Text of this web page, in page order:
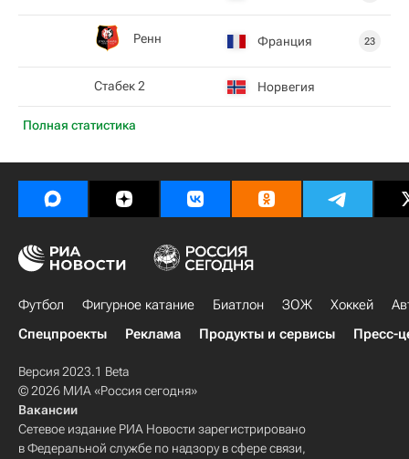
Полная статистика
Ренн Франция 23
Стабек 2 Норвегия
Футбол Фигурное катание Биатлон ЗОЖ Хоккей
Спецпроекты
Реклама Продукты и сервисы Пресс-
Версия 2023.1 Beta
© 2026 МИА «Россия сегодня»
Вакансии
Сетевое издание РИА Новости зарегистрировано
в Федеральной службе по надзору в сфере связи,